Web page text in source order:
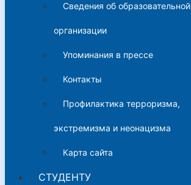
Сведения об образовательной
организации
Упоминания в прессе
Контакты
Профилактика терроризма,
экстремизма и неонацизма
Карта сайта
СТУДЕНТУ